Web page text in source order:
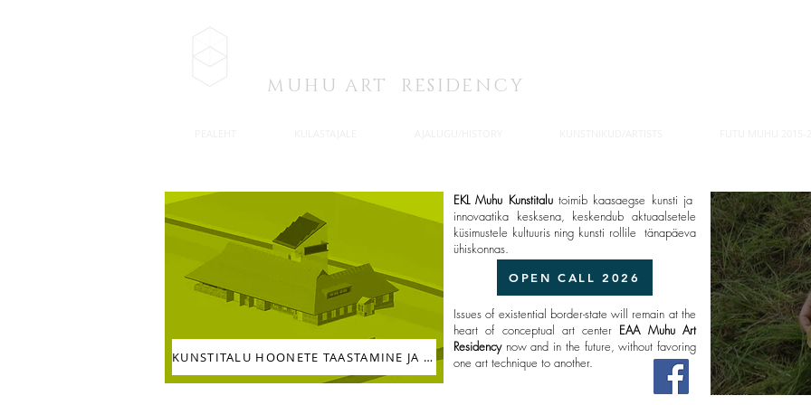
MUHU ART RESIDENCY
KUNSTITALU HOONETE TAASTAMINE JA KAASAJASTAMINE
EKL Muhu Kunstitalutoimib kaasaegse kunsti ja
innovaatika kesksena, keskendub aktuaalsetele
küsimustele kultuuris ning kunsti rollile tänapäeva
ühiskonnas.
Issues of existential border-state will remain at the
heart of conceptual art center EAA Muhu Art
Residencynow and in the future, without favoring
one art technique to another.
OPEN CALL 2026